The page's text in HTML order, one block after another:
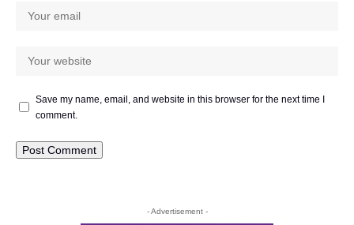
Save my name, email, and website in this browser for the next time I
comment.
- Advertisement -